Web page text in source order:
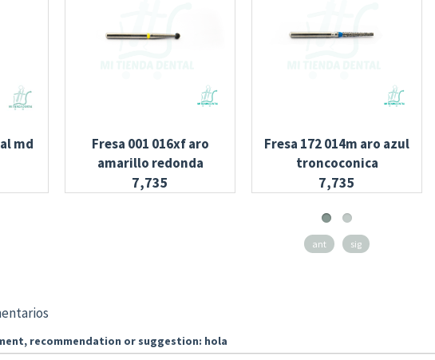
md
Fresa 001 016xf aro
amarillo redonda
7,735
Fresa 172 014m aro azul
troncoconica
7,735
ant sig
recommendation or suggestion: hola